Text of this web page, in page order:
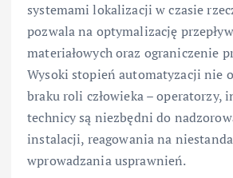
systemami lokalizacji w czasie
pozwala na optymalizację
materiałowych oraz ograniczenie
Wysoki stopień automatyzacji nie
braku roli człowieka – operatorzy,
technicy są niezbędni do
instalacji, reagowania na
wprowadzania usprawnień.